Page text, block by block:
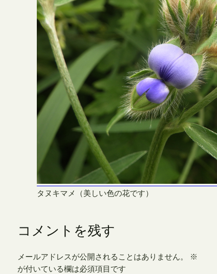
タヌキマメ（美しい色の花です）
コメントを残す
メールアドレスが公開されることはありません。
※
が付いている欄は必須項目です